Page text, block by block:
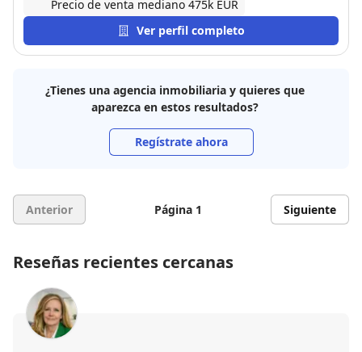
Precio de venta mediano 475k EUR
Ver perfil completo
¿Tienes una agencia inmobiliaria y quieres que
aparezca en estos resultados?
Regístrate ahora
Anterior Página 1 Siguiente
Reseñas recientes cercanas